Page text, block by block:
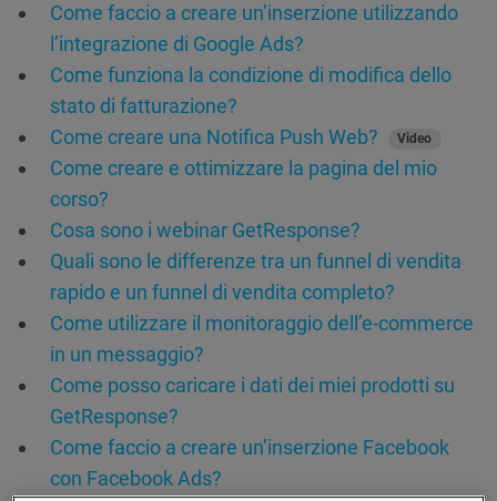
Come faccio a creare un’inserzione utilizzando
l’integrazione di Google Ads?
Come funziona la condizione di modifica dello
stato di fatturazione?
Come creare una Notifica Push Web?
Video
Come creare e ottimizzare la pagina del mio
corso?
Cosa sono i webinar GetResponse?
Quali sono le differenze tra un funnel di vendita
rapido e un funnel di vendita completo?
Come utilizzare il monitoraggio dell’e-commerce
in un messaggio?
Come posso caricare i dati dei miei prodotti su
GetResponse?
Come faccio a creare un’inserzione Facebook
con Facebook Ads?